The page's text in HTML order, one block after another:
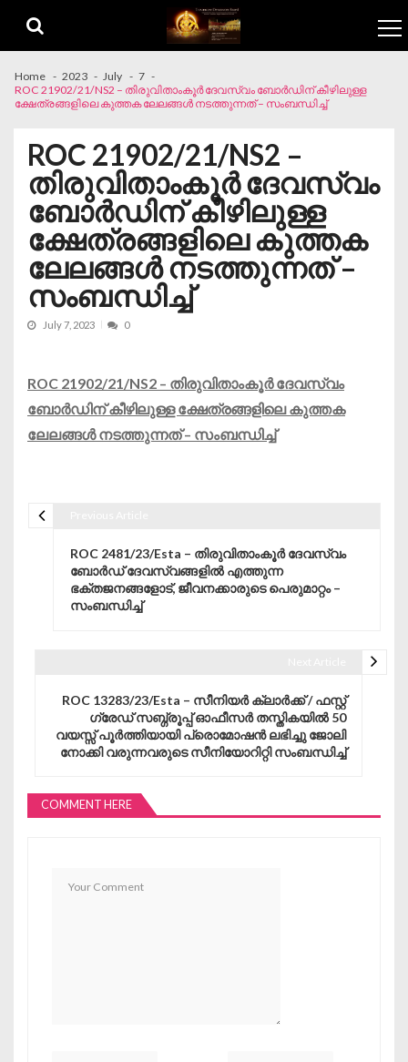
Home 2023 July
7
ROC 21902/21/NS2 – തിരുവിതാംകൂർ ദേവസ്വം ബോർഡിന് കീഴിലുള്ള
ക്ഷേത്രങ്ങളിലെ കുത്തക ലേലങ്ങൾ നടത്തുന്നത് – സംബന്ധിച്ച്
ROC 21902/21/NS2 –
തിരുവിതാംകൂർ ദേവസ്വം
ബോർഡിന് കീഴിലുള്ള
ക്ഷേത്രങ്ങളിലെ കുത്തക
ലേലങ്ങൾ നടത്തുന്നത് –
സംബന്ധിച്ച്
July 7, 2023 0
ROC 21902/21/NS2 – തിരുവിതാംകൂർ ദേവസ്വം
ബോർഡിന് കീഴിലുള്ള ക്ഷേത്രങ്ങളിലെ കുത്തക
ലേലങ്ങൾ നടത്തുന്നത് – സംബന്ധിച്ച്
ROC 2481/23/Esta – തിരുവിതാംകൂർ ദേവസ്വം
ബോർഡ് ദേവസ്വങ്ങളിൽ എത്തുന്ന
ഭക്തജനങ്ങളോട്, ജീവനക്കാരുടെ പെരുമാറ്റം –
സംബന്ധിച്ച്
ROC 13283/23/Esta – സീനിയർ ക്ലാർക്ക് / ഫസ്റ്റ്
ഗ്രേഡ് സബ്ഗ്രൂപ്പ് ഓഫീസർ തസ്തികയിൽ 50
വയസ്സ് പൂർത്തിയായി പ്രൊമോഷൻ ലഭിച്ചു ജോലി
നോക്കി വരുന്നവരുടെ സീനിയോറിറ്റി സംബന്ധിച്ച്
COMMENT HERE